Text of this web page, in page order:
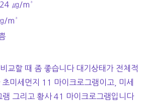
㎍/m³
/m³
교할 때 좀 좋습니다 대기상태가 전체적
미세먼지 11 마이크로그램이고, 미세
그리고 황사 41 마이크로그램입니다